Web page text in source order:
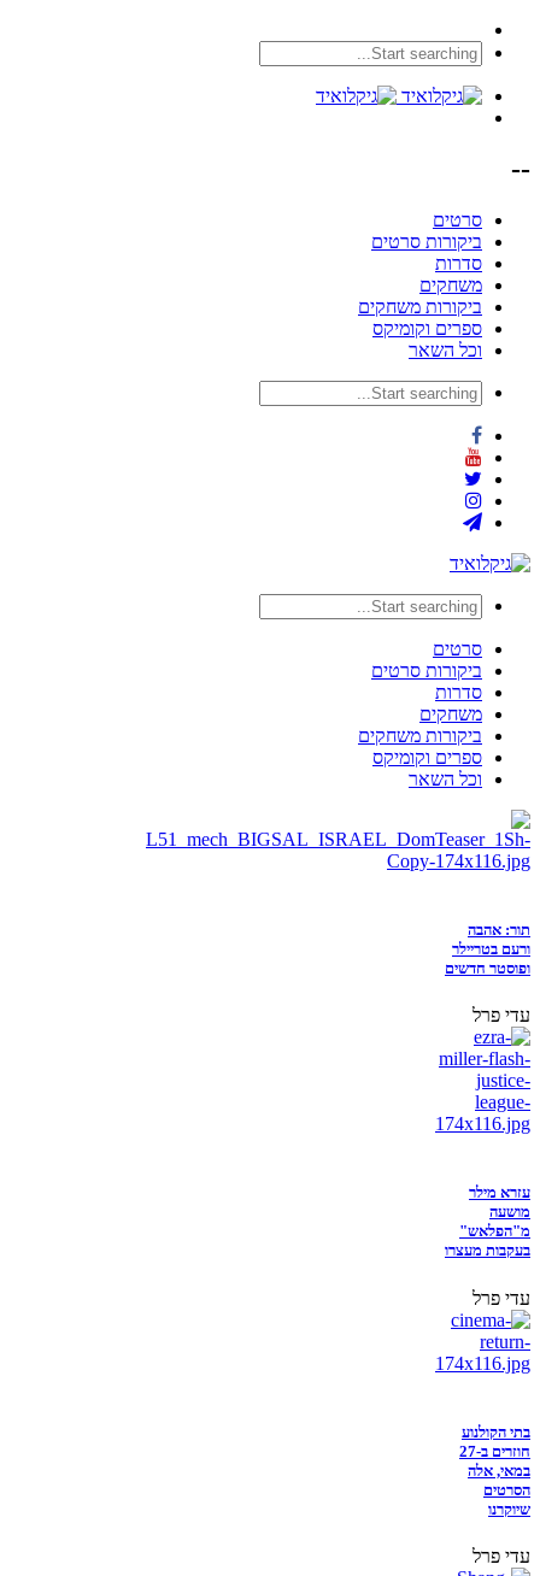
--
סרטים
ביקורות סרטים
סדרות
משחקים
ביקורות משחקים
ספרים וקומיקס
וכל השאר
סרטים
ביקורות סרטים
סדרות
משחקים
ביקורות משחקים
ספרים וקומיקס
וכל השאר
תור: אהבה
ורעם בטריילר
ופוסטר חדשים
עדי פרל
עזרא מילר
מושעה
מ"הפלאש"
בעקבות מעצרו
עדי פרל
בתי הקולנוע
חוזרים ב-27
במאי, אלה
הסרטים
שיוקרנו
עדי פרל